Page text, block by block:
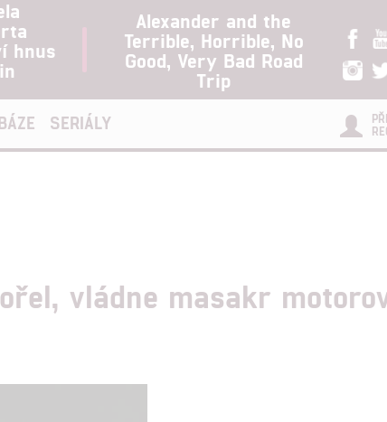
hnus
Alexander and the
Terrible, Horrible, No
Good, Very Bad Road
Trip
SERIÁLY
vládne masakr